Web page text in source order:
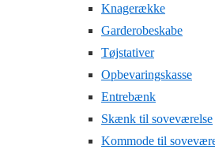
Knagerække
Garderobeskabe
Tøjstativer
Opbevaringskasse
Entrebænk
Skænk til soveværelse
Kommode til